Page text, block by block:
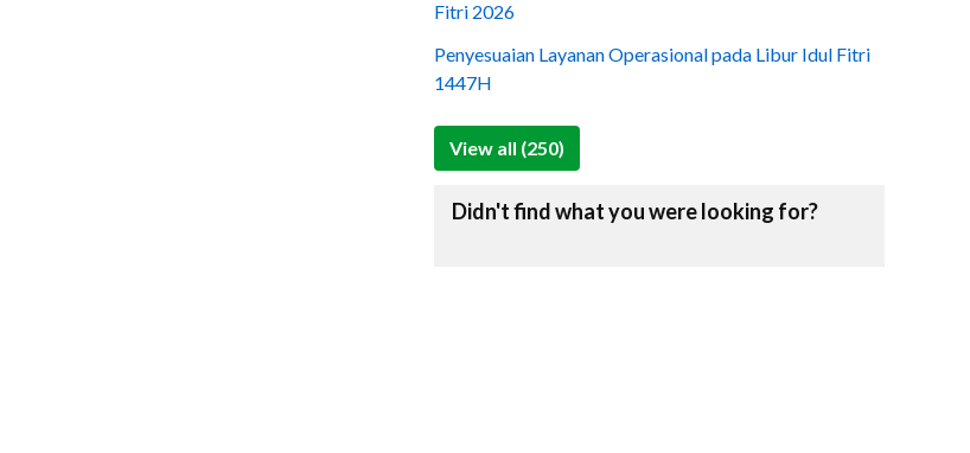
Fitri 2026
Penyesuaian Layanan Operasional pada Libur Idul Fitri
1447H
View all (250)
Didn't find what you were looking for?